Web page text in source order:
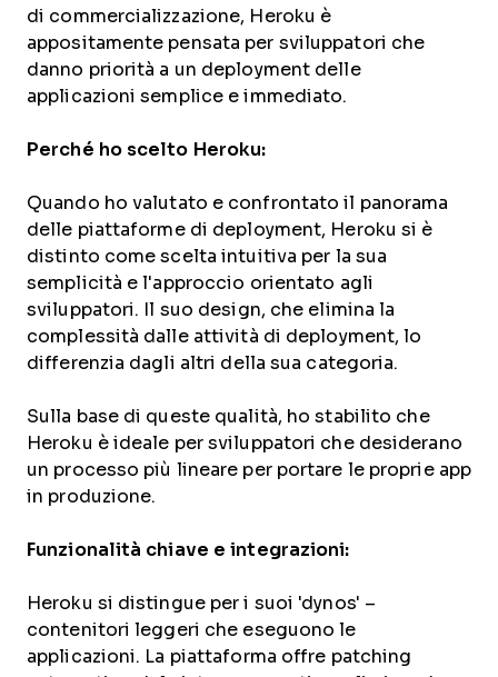
di commercializzazione, Heroku è
appositamente pensata per sviluppatori che
danno priorità a un deployment delle
applicazioni semplice e immediato.
Perché ho scelto Heroku:
Quando ho valutato e confrontato il panorama
delle piattaforme di deployment, Heroku si è
distinto come scelta intuitiva per la sua
semplicità e l'approccio orientato agli
sviluppatori. Il suo design, che elimina la
complessità dalle attività di deployment, lo
differenzia dagli altri della sua categoria.
Sulla base di queste qualità, ho stabilito che
Heroku è ideale per sviluppatori che desiderano
un processo più lineare per portare le proprie app
in produzione.
Funzionalità chiave e integrazioni:
Heroku si distingue per i suoi 'dynos' –
contenitori leggeri che eseguono le
applicazioni. La piattaforma offre patching